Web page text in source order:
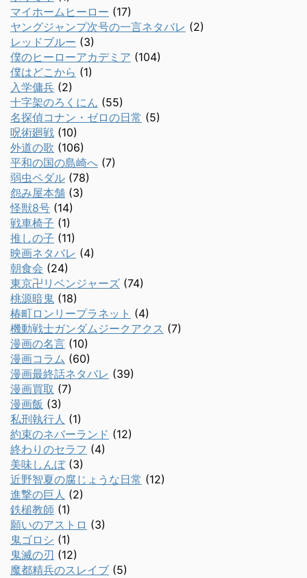
マイホームヒーロー (17)
ヤングジャンプ次号の一言ネタバレ (2)
レッドブルー (3)
僕のヒーローアカデミア (104)
僕はどこから (1)
入学傭兵 (2)
十字架のろくにん (55)
名探偵コナン・ゼロの日常 (5)
呪術廻戦 (10)
外道の歌 (106)
平和の国の島崎へ (7)
弱虫ペダル (78)
怨み屋本舗 (3)
怪獣8号 (14)
戦車椅子 (1)
推しの子 (11)
映画ネタバレ (4)
朝食会 (24)
東京卍リベンジャーズ (74)
桃源暗鬼 (18)
椿町ロンリープラネット (4)
機動戦士ガンダムジークアクス (7)
漫画の名言 (10)
漫画コラム (60)
漫画最終話ネタバレ (39)
漫画買取 (7)
漫画飯 (3)
私刑執行人 (1)
約束のネバーランド (12)
終わりのセラフ (4)
美味しんぼ(3)
近野智夏の腐じょうな日常 (12)
進撃の巨人 (2)
鉄槌教師 (1)
願いのアストロ (3)
鬼ゴロシ (1)
鬼滅の刃 (12)
魔都精兵のスレイブ (5)